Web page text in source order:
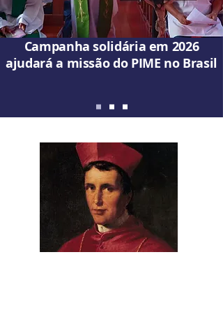
Campanha solidária em 2026
ajudará a missão do PIME no Brasil